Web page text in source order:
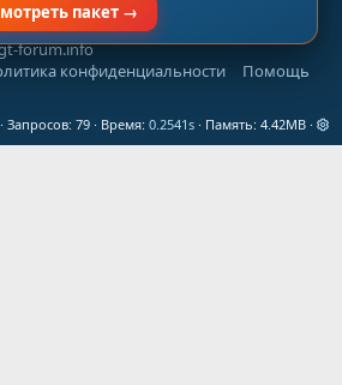
forum.info
конфиденциальности
Помощь
Запросов 79 Время 0.2541s Память 4.42MB
пакет →